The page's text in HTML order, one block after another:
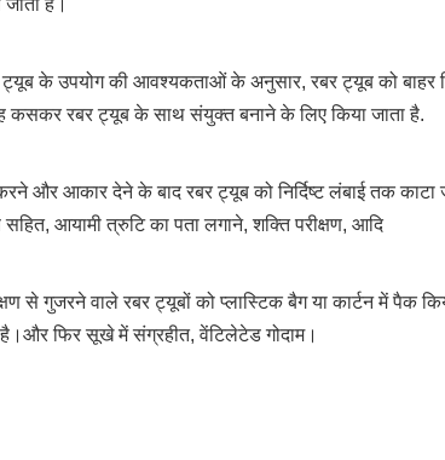
है।
के उपयोग की आवश्यकताओं के अनुसार, रबर ट्यूब को बाहर
कसकर रबर ट्यूब के साथ संयुक्त बनाने के लिए किया जाता है.
और आकार देने के बाद रबर ट्यूब को निर्दिष्ट लंबाई तक काटा
सहित, आयामी त्रुटि का पता लगाने, शक्ति परीक्षण, आदि
से गुजरने वाले रबर ट्यूबों को प्लास्टिक बैग या कार्टन में पैक
है।और फिर सूखे में संग्रहीत, वेंटिलेटेड गोदाम।